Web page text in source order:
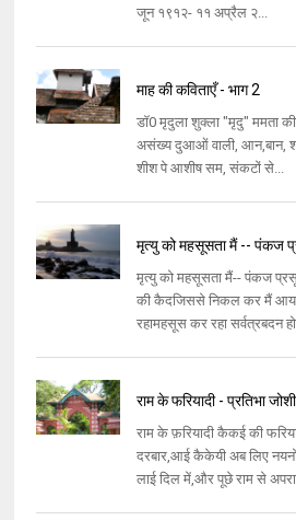
जून १९१२- ११ अप्रैल २...
माह की कविताएँ - भाग 2
डॉ0 मृदुला शुक्ला "मृदु" ममता की
असंख्य दुआओं वाली, आन,बान,
शीश पे आशीष सम, संकटों से...
मृत्यु को महसूसता मैं -- पंकज
मृत्यु को महसूसता मैं-- पंकज
की कैदजिससे निकल कर मैं
रहामहसूस कर रहा सर्वत्रबदन
राम के फरियादी - प्रतिभा
राम के फ़रियादी कैकई की
दरबार,आई कैकेयी अब लिए
लाई दिल में,और पूछे राम से